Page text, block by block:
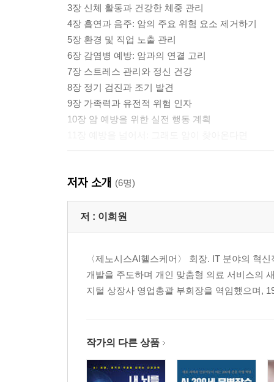
3장 신체 활동과 건강한 체중 관리
4장 흡연과 음주: 암의 주요 위험 요소 제거하기
5장 환경 및 직업 노출 관리
6장 감염병 예방: 암과의 연결 고리
7장 스트레스 관리와 정신 건강
8장 정기 검진과 조기 발견
9장 가족력과 유전적 위험 인자
10장 암 예방을 위한 실전 행동 계획
부록
저자 소개 (6명)
저 : 이희원
〈제노시스AI헬스케어〉 회장. IT 분야의 혁
개발을 주도하며 개인 맞춤형 의료 서비스의
지털 상장사 영업총괄 부회장을 역임했으며,
작가의 다른 상품